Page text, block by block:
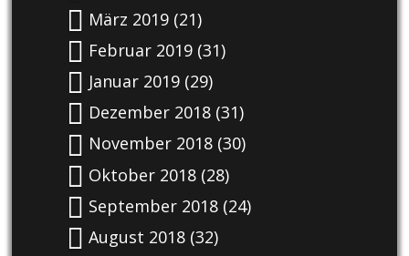
März 2019(21)
Februar 2019(31)
Januar 2019(29)
Dezember 2018(31)
November 2018(30)
Oktober 2018(28)
September 2018(24)
August 2018(32)